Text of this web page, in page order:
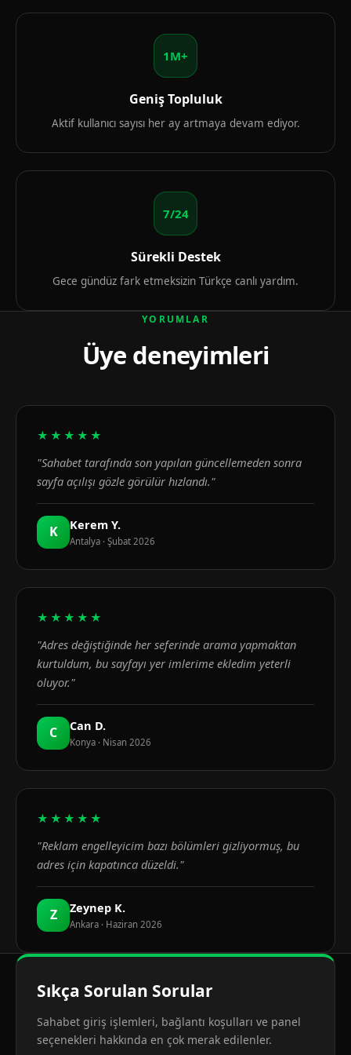
1M+
Geniş Topluluk
Aktif kullanıcı sayısı her ay artmaya devam ediyor.
7/24
Sürekli Destek
Gece gündüz fark etmeksizin Türkçe canlı yardım.
YORUMLAR
Üye deneyimleri
★★★★★
"Sahabet tarafında son yapılan güncellemeden sonra
sayfa açılışı gözle görülür hızlandı."
K Kerem Y.
Antalya · Şubat 2026
★★★★★
"Adres değiştiğinde her seferinde arama yapmaktan
kurtuldum, bu sayfayı yer imlerime ekledim yeterli
oluyor."
C Can D.
Konya · Nisan 2026
★★★★★
"Reklam engelleyicim bazı bölümleri gizliyormuş, bu
adres için kapatınca düzeldi."
Z Zeynep K.
Ankara · Haziran 2026
Sıkça Sorulan Sorular
Sahabet giriş işlemleri, bağlantı koşulları ve panel
seçenekleri hakkında en çok merak edilenler.